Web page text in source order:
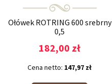
Ołówek ROTRING 600 srebrny
0,5
182,00 zł
Cena netto: 147,97 zł